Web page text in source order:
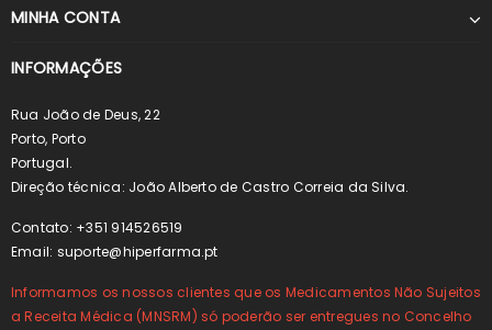
MINHA CONTA
INFORMAÇÕES
Rua João de Deus, 22
Porto, Porto
Portugal.
Direção técnica: João Alberto de Castro Correia da Silva.
Contato: +351 914526519
Email: suporte@hiperfarma.pt
Informamos os nossos clientes que os Medicamentos Não Sujeitos
a Receita Médica (MNSRM) só poderão ser entregues no Concelho